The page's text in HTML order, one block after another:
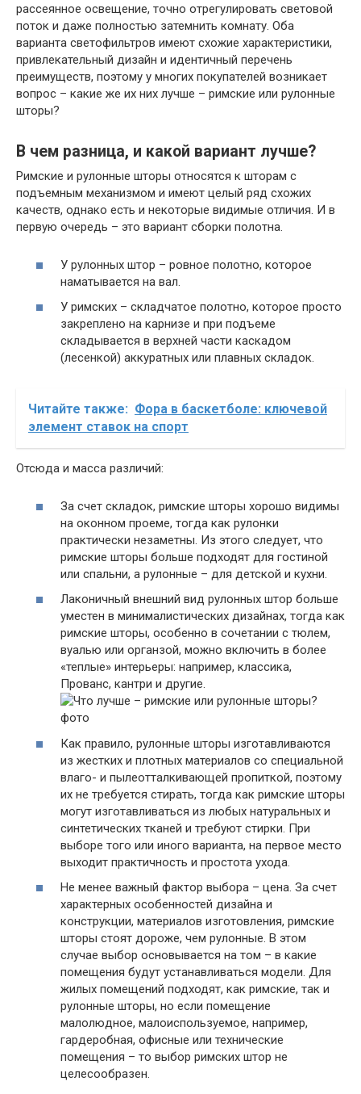
рассеянное освещение, точно отрегулировать световой
поток и даже полностью затемнить комнату. Оба
варианта светофильтров имеют схожие характеристики,
привлекательный дизайн и идентичный перечень
преимуществ, поэтому у многих покупателей возникает
вопрос – какие же их них лучше – римские или рулонные
шторы?
В чем разница, и какой вариант лучше?
Римские и рулонные шторы относятся к шторам с
подъемным механизмом и имеют целый ряд схожих
качеств, однако есть и некоторые видимые отличия. И в
первую очередь – это вариант сборки полотна.
У рулонных штор – ровное полотно, которое
наматывается на вал.
У римских – складчатое полотно, которое просто
закреплено на карнизе и при подъеме
складывается в верхней части каскадом
(лесенкой) аккуратных или плавных складок.
Читайте также: Фора в баскетболе: ключевой
элемент ставок на спорт
Отсюда и масса различий:
За счет складок, римские шторы хорошо видимы
на оконном проеме, тогда как рулонки
практически незаметны. Из этого следует, что
римские шторы больше подходят для гостиной
или спальни, а рулонные – для детской и кухни.
Лаконичный внешний вид рулонных штор больше
уместен в минималистических дизайнах, тогда как
римские шторы, особенно в сочетании с тюлем,
вуалью или органзой, можно включить в более
«теплые» интерьеры: например, классика,
Прованс, кантри и другие.
Как правило, рулонные шторы изготавливаются
из жестких и плотных материалов со специальной
влаго- и пылеотталкивающей пропиткой, поэтому
их не требуется стирать, тогда как римские шторы
могут изготавливаться из любых натуральных и
синтетических тканей и требуют стирки. При
выборе того или иного варианта, на первое место
выходит практичность и простота ухода.
Не менее важный фактор выбора – цена. За счет
характерных особенностей дизайна и
конструкции, материалов изготовления, римские
шторы стоят дороже, чем рулонные. В этом
случае выбор основывается на том – в какие
помещения будут устанавливаться модели. Для
жилых помещений подходят, как римские, так и
рулонные шторы, но если помещение
малолюдное, малоиспользуемое, например,
гардеробная, офисные или технические
помещения – то выбор римских штор не
целесообразен.